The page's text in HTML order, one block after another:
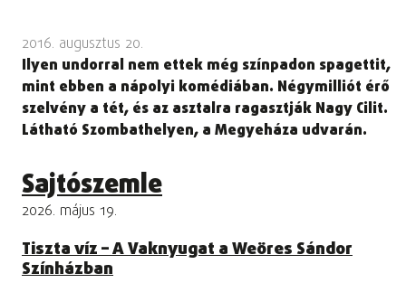
2016. augusztus 20.
Ilyen undorral nem ettek még színpadon spagettit,
mint ebben a nápolyi komédiában. Négymilliót érő
szelvény a tét, és az asztalra ragasztják Nagy Cilit.
Látható Szombathelyen, a Megyeháza udvarán.
Sajtószemle
2026. május 19.
Tiszta víz – A Vaknyugat a Weöres Sándor
Színházban